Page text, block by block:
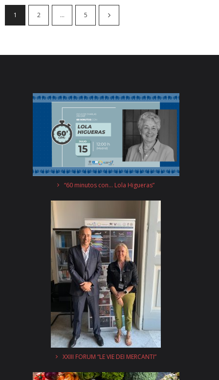
1 2 … 5
“60 minutos con… Lola Higueras”
XXIII FORUM “LE VIE DEI MERCANTI”